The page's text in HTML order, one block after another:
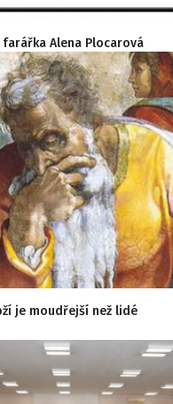
Alena Plocarová
je moudřejší než lidé